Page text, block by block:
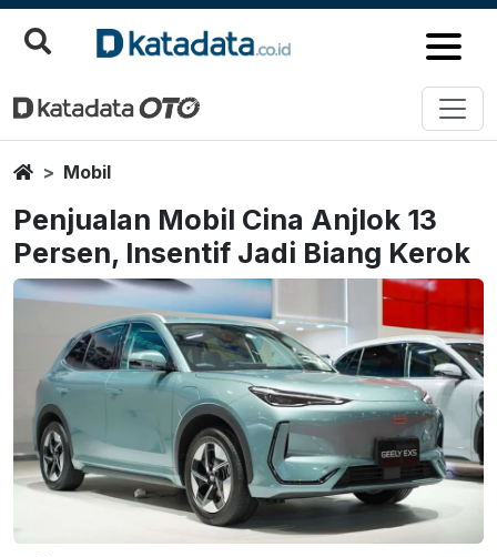
HomeMobil
Penjualan Mobil Cina Anjlok 13
Persen, Insentif Jadi Biang Kerok